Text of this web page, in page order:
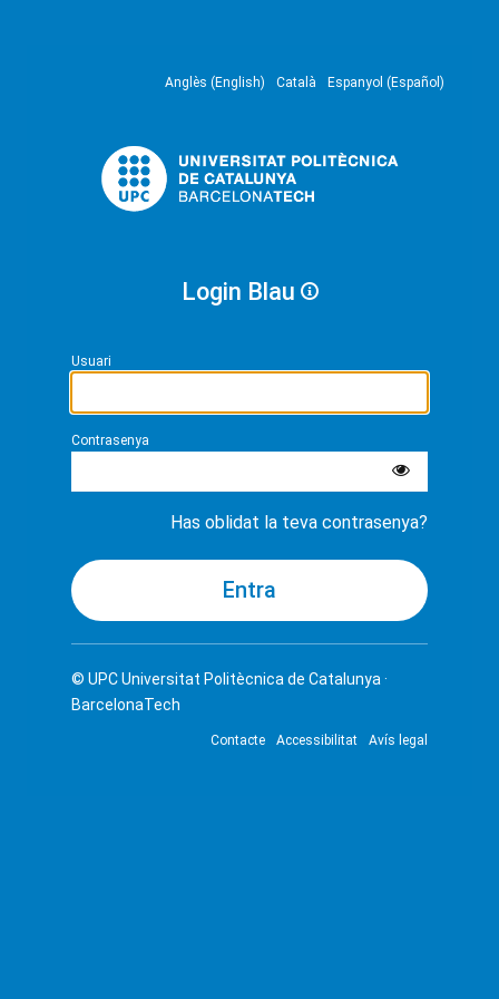
Anglès (English) Català Espanyol (Español)
Login Blau
Usuari
Contrasenya
Has oblidat la teva contrasenya?
© UPCUniversitat Politècnica de Catalunya ·
BarcelonaTech
Contacte Accessibilitat Avís legal